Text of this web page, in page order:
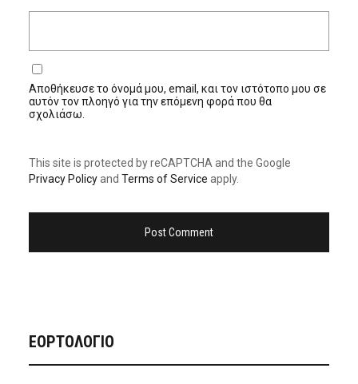
Αποθήκευσε το όνομά μου, email, και τον ιστότοπο μου σε
αυτόν τον πλοηγό για την επόμενη φορά που θα
σχολιάσω.
This site is protected by reCAPTCHA and the Google
Privacy Policyand Terms of Service apply.
ΕΟΡΤΟΛΟΓΙΟ